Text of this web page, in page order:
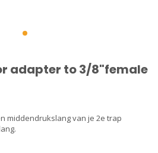
adapter to 3/8"female
middendrukslang van je 2e trap